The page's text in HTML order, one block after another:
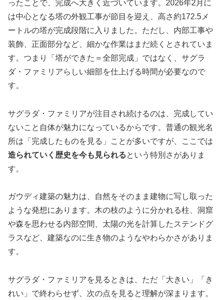
ったことで、完成へ大きく近づいています。2026年2月に
は中心となる塔の外観工事が節目を迎え、高さ約172.5メ
ートルの塔が完成段階に入りました。ただし、内部工事や
装飾、正面部分など、細かな作業はまだ続くとされていま
す。つまり「塔ができた＝全部完成」ではなく、サグラ
ダ・ファミリアらしい細部を仕上げる時間が必要なので
す。
サグラダ・ファミリアが注目され続けるのは、完成してい
ないこと自体が魅力になっているからです。普通の観光名
所は「完成したものを見る」ことが多いですが、ここでは
造られていく歴史を今も見られるという特別さがありま
す。
ガウディ建築の魅力は、自然をそのまま建物に写し取った
ような発想にあります。木の枝のように分かれる柱、洞窟
や森を思わせる内部空間、太陽の光を計算したステンドグ
ラスなど、建築なのに生き物のようなやわらかさがありま
す。
サグラダ・ファミリアを見るときは、ただ「大きい」「き
れい」で終わらせず、次の点を見ると理解が深まります。